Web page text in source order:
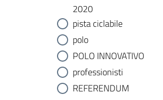
2020
pista ciclabile
polo
POLO INNOVATIVO
professionisti
REFERENDUM